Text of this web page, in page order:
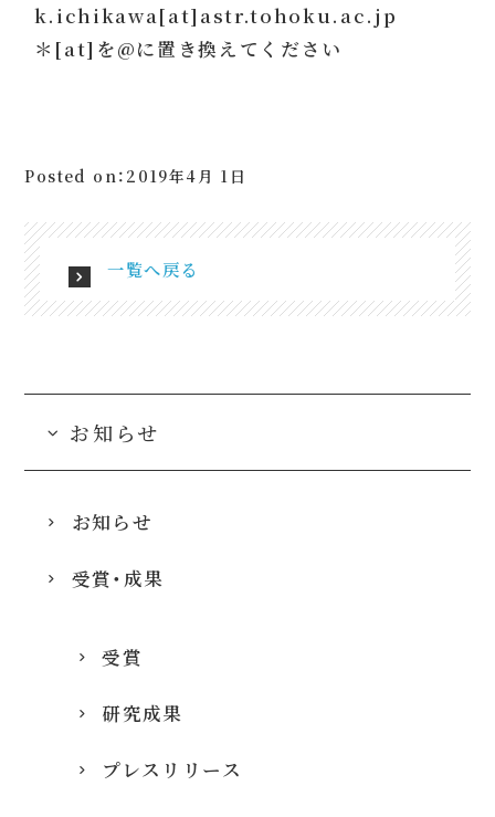
k.ichikawa[at]astr.tohoku.ac.jp
＊[at]を@に置き換えてください
Posted on：2019年4月 1日
一覧へ戻る
お知らせ
お知らせ
受賞・成果
受賞
研究成果
プレスリリース